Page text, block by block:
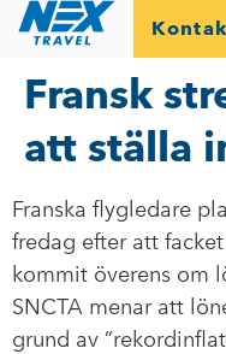
Fransk
att ställa
Franska flygledare
fredag efter att
kommit överens om
SNCTA menar att
grund av